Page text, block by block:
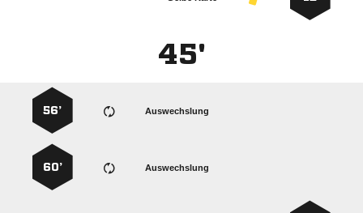
45'
Auswechslung
56’
Auswechslung
60’